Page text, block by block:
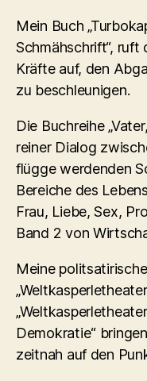
Mein Buch
Schmähschrift“,
Kräfte auf, den
zu beschleunigen.
Die Buchreihe
reiner Dialog
flügge werdenden
Bereiche des
Frau, Liebe, Sex,
Band 2 von
Meine
Demokratie“
zeitnah auf den